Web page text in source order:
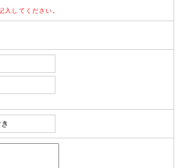
入してください。